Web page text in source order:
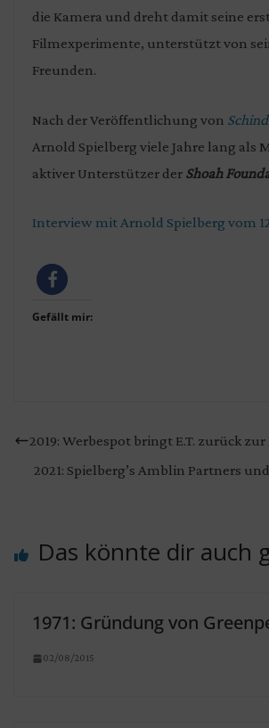
die Kamera und dreht damit seine
Filmexperimente, unterstützt von
Freunden.
Nach der Veröffentlichung von
Arnold Spielberg viele Jahre lang als
aktiver Unterstützer der Shoah
Interview mit Arnold Spielberg vom
Gefällt mir:
2019: Werbespot bringt E.T. zurück zur
2021: Spielberg’s Amblin Partners
Das könnte dir auch
1971: Gründung von
02/08/2015